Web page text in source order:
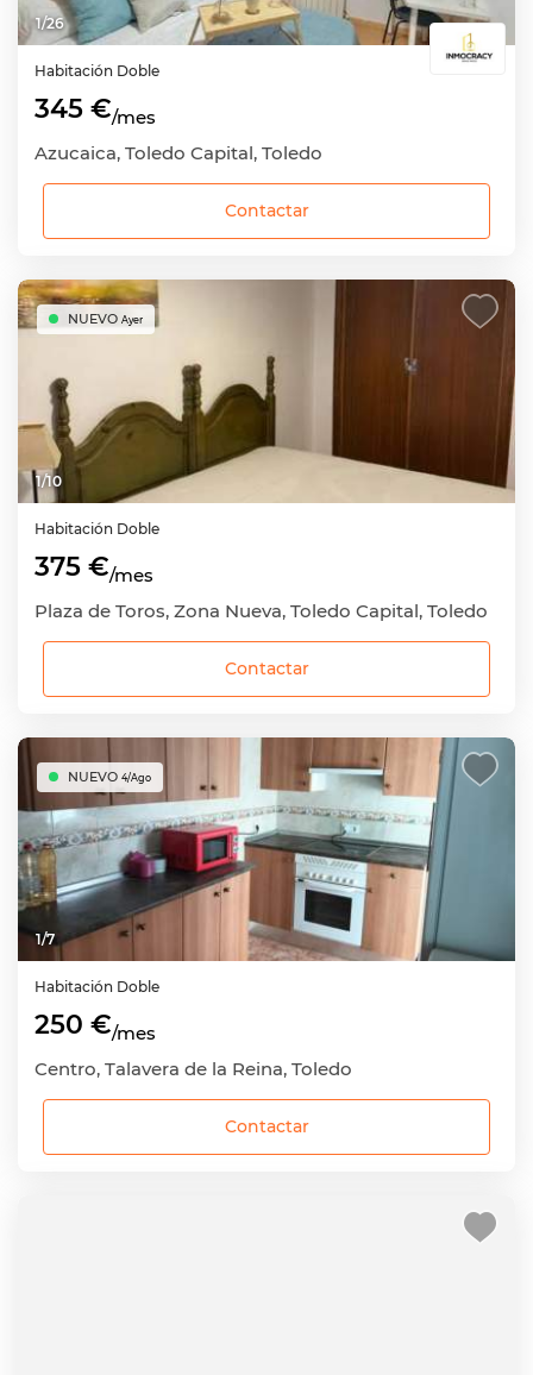
1/26
Habitación Doble
345 €/mes
Azucaica, Toledo Capital, Toledo
Contactar
1/10
NUEVO Ayer
Habitación Doble
375 €/mes
Plaza de Toros, Zona Nueva, Toledo Capital, Toledo
Contactar
1/7
NUEVO 4/Ago
Habitación Doble
250 €/mes
Centro, Talavera de la Reina, Toledo
Contactar